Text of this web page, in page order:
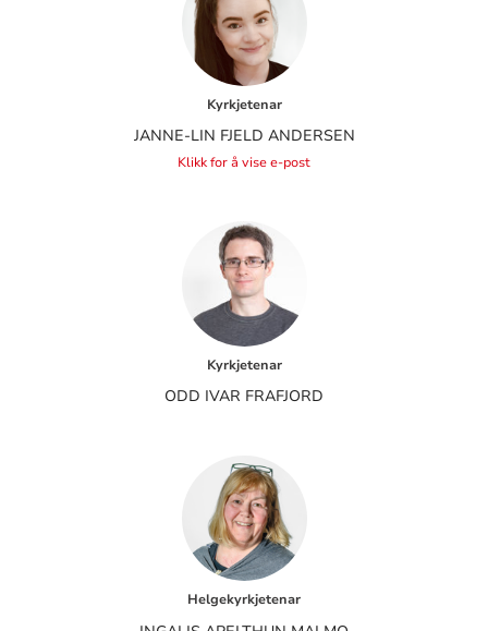
Kyrkjetenar
JANNE-LIN FJELD ANDERSEN
Klikk for å vise e-post
Kyrkjetenar
ODD IVAR FRAFJORD
Helgekyrkjetenar